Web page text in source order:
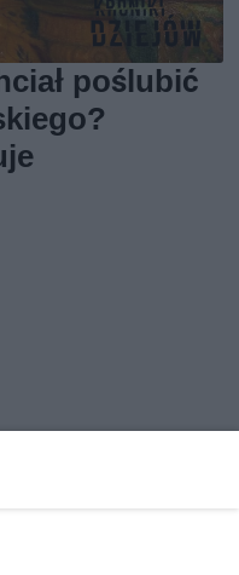
poślubić